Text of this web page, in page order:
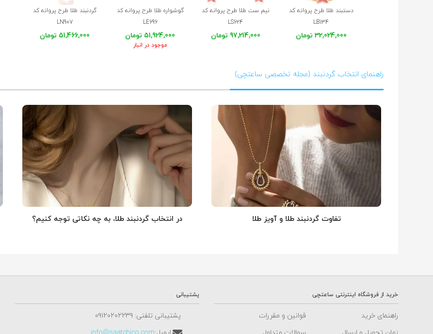
دستبند طلا طرح پروانه کد
LB134
32,024,000 تومان
نیم ست طلا طرح پروانه کد
LS624
97,214,000 تومان
گوشواره طلا طرح پروانه کد
LE696
51,924,000 تومان
موجود در انبار
گردنبند طلا طرح پروانه کد
LN907
51,466,000 تومان
راهنمای انتخاب گردنبند (مجله تخصصی ساعتچی)
تفاوت گردنبند طلا و آویز طلا در انتخاب گردنبند طلا‌، به چه نکاتی توجه کنیم؟
خرید از فروشگاه اینترنتی ساعتچی
راهنمای خرید
قوانین و مقررات
پشتیبانی
پشتیبانی تلفنی: ٠٩١٢٠٢٠٢٢٣٩